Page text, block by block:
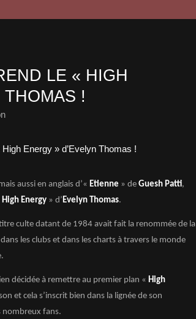
LE « HIGH
THOMAS !
aussi en anglais d’« Etienne » de Guesh Patti,
High Energy » d’Evelyn Thomas.
culte datant de 1984 avait fait la renommée de la
les clubs et dans les charts à travers le monde
décidée à remettre au premier plan « High
et cela s’inscrit bien dans la lignée de son
nombreux fans.